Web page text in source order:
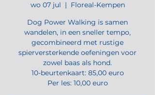
wo 07 jul
  |
Floreal-Kempen
Dog Power Walking is samen
wandelen, in een sneller tempo,
gecombineerd met rustige
spierversterkende oefeningen voor
zowel baas als hond.
10-beurtenkaart: 85,00 euro
Per les: 10,00 euro